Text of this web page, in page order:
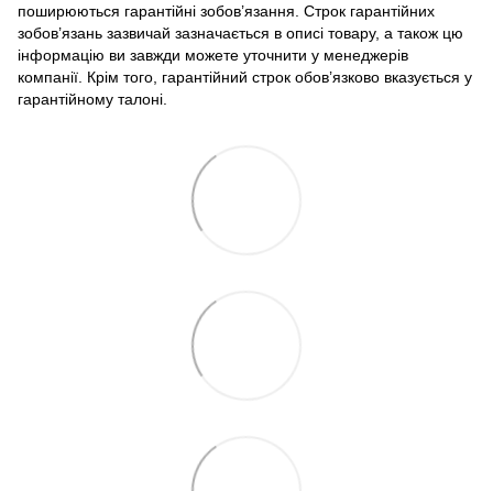
поширюються гарантійні зобов’язання. Строк гарантійних
зобов’язань зазвичай зазначається в описі товару, а також цю
інформацію ви завжди можете уточнити у менеджерів
компанії. Крім того, гарантійний строк обов’язково вказується у
гарантійному талоні.